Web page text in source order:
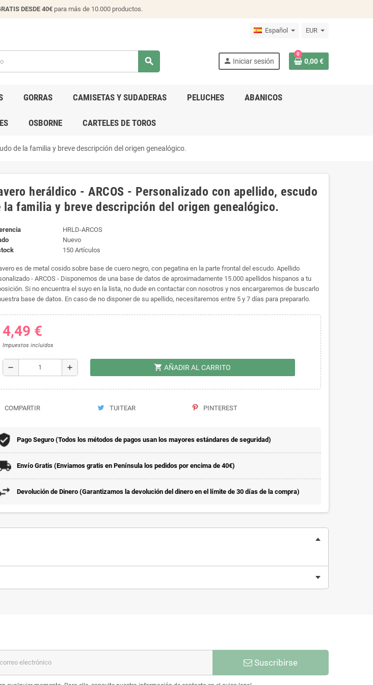
DESDE 40€para más de 10.000 productos.
Español EUR
search person Iniciar sesión
0
0,00 €
GORRAS CAMISETAS Y SUDADERAS PELUCHES ABANICOS
OSBORNE CARTELES DE TOROS
de la familia y breve descripción del origen genealógico.
heráldico - ARCOS - Personalizado con apellido, escudo
la familia y breve descripción del origen genealógico.
HRLD-ARCOS
Nuevo
150 Artículos
es de metal cosido sobre base de cuero negro, con pegatina en la parte frontal del escudo. Apellido
- ARCOS - Disponemos de una base de datos de aproximadamente 15.000 apellidos hispanos a tu
Si no encuentra el suyo en la lista, no dude en contactar con nosotros y nos encargaremos de buscarlo
base de datos. En caso de no disponer de su apellido, necesitaremos entre 5 y 7 días para prepararlo.
4,49 €
Impuestos incluidos
remove add shopping_cart AÑADIR AL CARRITO
COMPARTIR TUITEAR PINTEREST
Pago Seguro (Todos los métodos de pagos usan los mayores estándares de seguridad)
Envío Gratis (Enviamos gratis en Península los pedidos por encima de 40€)
Devolución de Dinero (Garantizamos la devolución del dinero en el límite de 30 días de la compra)
Suscribirse